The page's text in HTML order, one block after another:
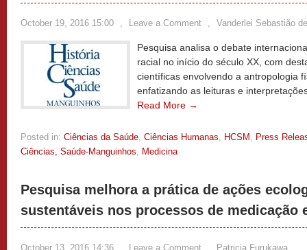
October 19, 2016 15:00 , Leave a Comment , Vanderlei Sebastião
Pesquisa analisa o debate
racial no início do século XX, com
científicas envolvendo a antropologia
enfatizando as leituras e
Read More →
Posted in: Ciências da Saúde, Ciências Humanas, HCSM , Press
Ciências, Saúde-Manguinhos, Medicina
Pesquisa melhora a prática de ações
sustentáveis nos processos de medicação
October 13, 2016 14:36 , Leave a Comment , Patricia Furukawa